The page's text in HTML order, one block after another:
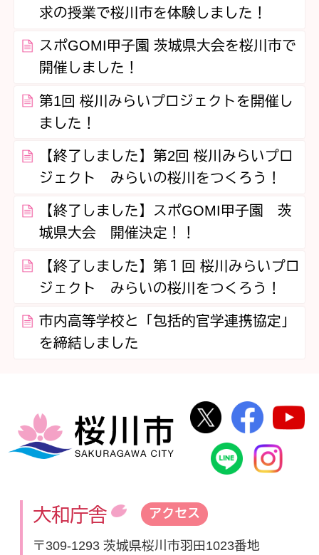
求の授業で桜川市を体験しました！
スポGOMI甲子園 茨城県大会を桜川市で
開催しました！
第1回 桜川みらいプロジェクトを開催し
ました！
【終了しました】第2回 桜川みらいプロ
ジェクト みらいの桜川をつくろう！
【終了しました】スポGOMI甲子園 茨
城県大会 開催決定！！
【終了しました】第１回 桜川みらいプロ
ジェクト みらいの桜川をつくろう！
市内高等学校と「包括的官学連携協定」
を締結しました
桜川市
桜川市公式
桜川
桜川市公
大和庁舎 アクセス
〒309-1293 茨城県桜川市羽田1023番地